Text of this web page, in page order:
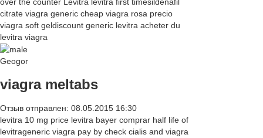
citrate viagra generic cheap viagra rosa precio
viagra soft geldiscount generic levitra acheter du
levitra viagra
Geogor
viagra meltabs
Отзыв отправлен: 08.05.2015 16:30
levitra 10 mg price levitra bayer comprar half life of
levitrageneric viagra pay by check cialis and viagra